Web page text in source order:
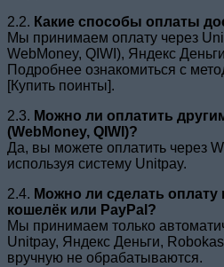
2.2. Какие способы оплаты
Мы принимаем оплату через
WebMoney, QIWI), Яндекс
Подробнее ознакомиться с
[Купить поинты].
2.3. Можно ли оплатить
(WebMoney, QIWI)?
Да, вы можете оплатить через
используя систему Unitpay.
2.4. Можно ли сделать
кошелёк или PayPal?
Мы принимаем только
Unitpay, Яндекс Деньги,
вручную не обрабатываются.